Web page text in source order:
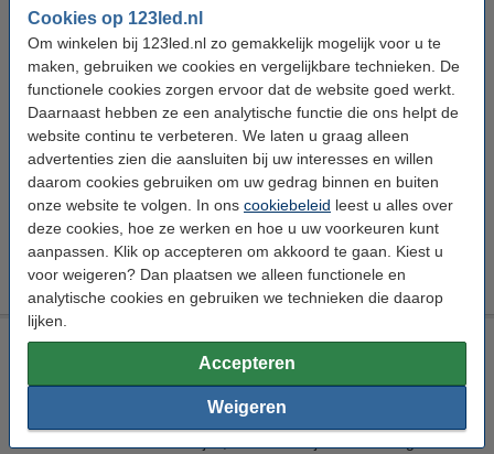
Cookies op 123led.nl
Om winkelen bij 123led.nl zo gemakkelijk mogelijk voor u te
maken, gebruiken we cookies en vergelijkbare technieken. De
functionele cookies zorgen ervoor dat de website goed werkt.
Daarnaast hebben ze een analytische functie die ons helpt de
website continu te verbeteren. We laten u graag alleen
advertenties zien die aansluiten bij uw interesses en willen
daarom cookies gebruiken om uw gedrag binnen en buiten
onze website te volgen. In ons cookiebeleid leest u alles over
deze cookies, hoe ze werken en hoe u uw voorkeuren kunt
aanpassen. Klik op accepteren om akkoord te gaan. Kiest u
voor weigeren? Dan plaatsen we alleen functionele en
analytische cookies en gebruiken we technieken die daarop
lijken.
Accepteren
Weigeren
Bekijk de specificaties en beschrijving
Direct leverbaar
Morgen in huis
123led adviesprijs
€ 17,95 Bestellen
Voordeelverpakking | 3 stuks
€ 51,50
Kastverlichting voordelig kopen
Kastverlichting kan ideaal zijn voor in kledingkasten,
voorraadkasten of onder keukenkastjes. Zo verlicht u eenvoudig